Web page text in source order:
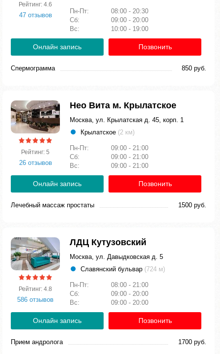
Рейтинг: 4.6
47 отзывов
Пн-Пт:
08:00 - 20:30
Сб:
09:00 - 20:00
Вс:
10:00 - 19:00
Онлайн запись Позвонить
Спермограмма 850 руб.
Рейтинг: 5
26 отзывов
Нео Вита м. Крылатское
Москва, ул. Крылатская д. 45, корп. 1
Крылатское (2 км)
Пн-Пт:
09:00 - 21:00
Сб:
09:00 - 21:00
Вс:
09:00 - 21:00
Онлайн запись Позвонить
Лечебный массаж простаты 1500 руб.
Рейтинг: 4.8
586 отзывов
ЛДЦ Кутузовский
Москва, ул. Давыдковская д. 5
Славянский бульвар (724 м)
Пн-Пт:
08:00 - 21:00
Сб:
09:00 - 20:00
Вс:
09:00 - 20:00
Онлайн запись Позвонить
Прием андролога 1700 руб.